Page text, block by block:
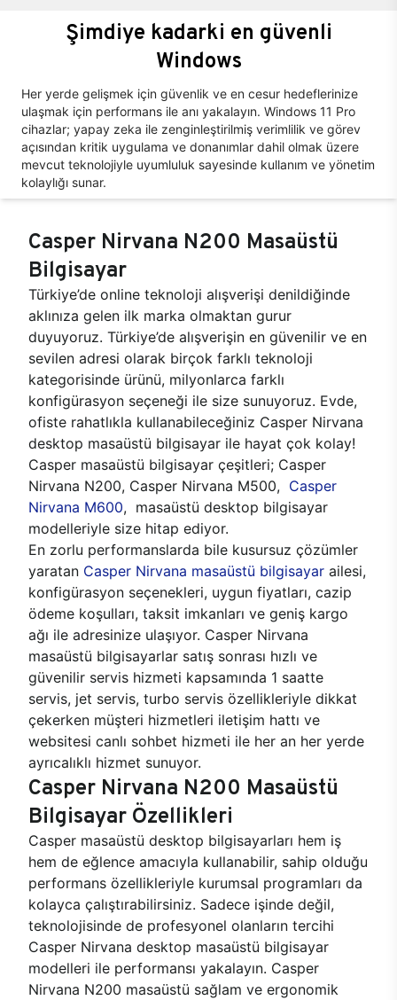
Şimdiye kadarki en güvenli
Windows
Her yerde gelişmek için güvenlik ve en cesur hedeflerinize
ulaşmak için performans ile anı yakalayın. Windows 11 Pro
cihazlar; yapay zeka ile zenginleştirilmiş verimlilik ve görev
açısından kritik uygulama ve donanımlar dahil olmak üzere
mevcut teknolojiyle uyumluluk sayesinde kullanım ve yönetim
kolaylığı sunar.
Casper Nirvana N200 Masaüstü
Bilgisayar
Türkiye’de online teknoloji alışverişi denildiğinde
aklınıza gelen ilk marka olmaktan gurur
duyuyoruz. Türkiye’de alışverişin en güvenilir ve en
sevilen adresi olarak birçok farklı teknoloji
kategorisinde ürünü, milyonlarca farklı
konfigürasyon seçeneği ile size sunuyoruz. Evde,
ofiste rahatlıkla kullanabileceğiniz Casper Nirvana
desktop masaüstü bilgisayar ile hayat çok kolay!
Casper masaüstü bilgisayar çeşitleri; Casper
Nirvana N200, Casper Nirvana M500, Casper
Nirvana M600, masaüstü desktop bilgisayar
modelleriyle size hitap ediyor.
En zorlu performanslarda bile kusursuz çözümler
yaratan Casper Nirvana masaüstü bilgisayar ailesi,
konfigürasyon seçenekleri, uygun fiyatları, cazip
ödeme koşulları, taksit imkanları ve geniş kargo
ağı ile adresinize ulaşıyor. Casper Nirvana
masaüstü bilgisayarlar satış sonrası hızlı ve
güvenilir servis hizmeti kapsamında 1 saatte
servis, jet servis, turbo servis özellikleriyle dikkat
çekerken müşteri hizmetleri iletişim hattı ve
websitesi canlı sohbet hizmeti ile her an her yerde
ayrıcalıklı hizmet sunuyor.
Casper Nirvana N200 Masaüstü
Bilgisayar Özellikleri
Casper masaüstü desktop bilgisayarları hem iş
hem de eğlence amacıyla kullanabilir, sahip olduğu
performans özellikleriyle kurumsal programları da
kolayca çalıştırabilirsiniz. Sadece işinde değil,
teknolojisinde de profesyonel olanların tercihi
Casper Nirvana desktop masaüstü bilgisayar
modelleri ile performansı yakalayın. Casper
Nirvana N200 masaüstü sağlam ve ergonomik